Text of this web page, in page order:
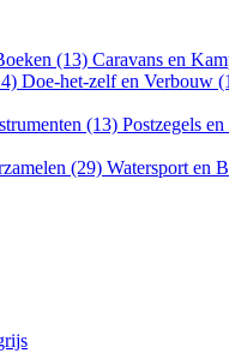
(13) Caravans en
Doe-het-zelf en Verbouw
(13) Postzegels
(29) Watersport en